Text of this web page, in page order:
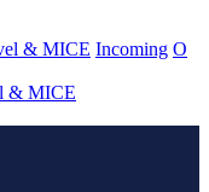
& MICE Incoming О
& MICE